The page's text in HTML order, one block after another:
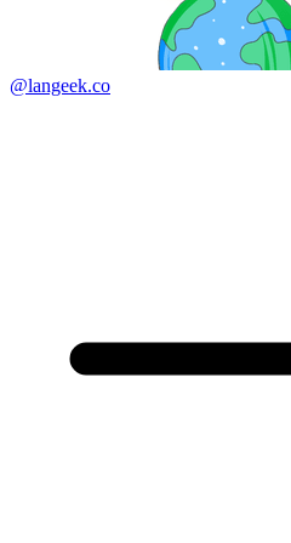
@langeek.co